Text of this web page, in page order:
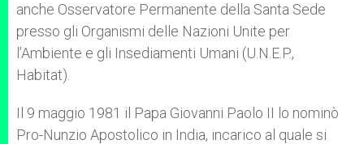
anche Osservatore Permanente della Santa Sede
presso gli Organismi delle Nazioni Unite per
l’Ambiente e gli Insediamenti Umani (U.N.E.P.,
Habitat).
Il 9 maggio 1981 il Papa Giovanni Paolo II lo nominò
Pro-Nunzio Apostolico in India, incarico al quale si